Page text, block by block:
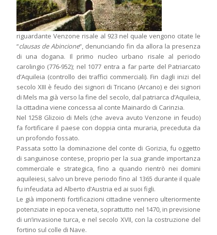
riguardante Venzone risale al 923 nel quale vengono citate le
“clausas de Abincione“, denunciando fin da allora la presenza
di una dogana. Il primo nucleo urbano risale al periodo
carolingio (776-952); nel 1077 entra a far parte del Patriarcato
d’Aquileia (controllo dei traffici commerciali). Fin dagli inizi del
secolo XIII è feudo dei signori di Tricano (Arcano) e dei signori
di Mels ma già verso la fine del secolo, dal patriarca d’Aquileia,
la cittadina viene concessa al conte Mainardo di Carinzia.
Nel 1258 Glizoio di Mels (che aveva avuto Venzone in feudo)
fa fortificare il paese con doppia cinta muraria, preceduta da
un profondo fossato.
Passata sotto la dominazione del conte di Gorizia, fu oggetto
di sanguinose contese, proprio per la sua grande importanza
commerciale e strategica, fino a quando rientrò nei domini
aquileiesi, salvo un breve periodo fino al 1365 durante il quale
fu infeudata ad Alberto d’Austria ed ai suoi figli.
Le già imponenti fortificazioni cittadine vennero ulteriormente
potenziate in epoca veneta, soprattutto nel 1470, in previsione
di un’invasione turca, e nel secolo XVII, con la costruzione del
fortino sul colle di Nave.